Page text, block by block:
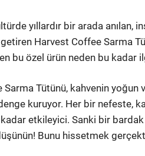
yıllardır bir arada anılan,
Harvest Coffee Sarma
bu özel ürün neden bu kadar
Tütünü, kahvenin yoğun
kuruyor. Her bir nefeste,
kadar etkileyici. Sanki bir
Bunu hissetmek